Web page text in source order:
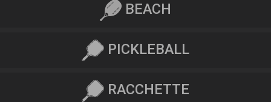
BEACH
PICKLEBALL
RACCHETTE